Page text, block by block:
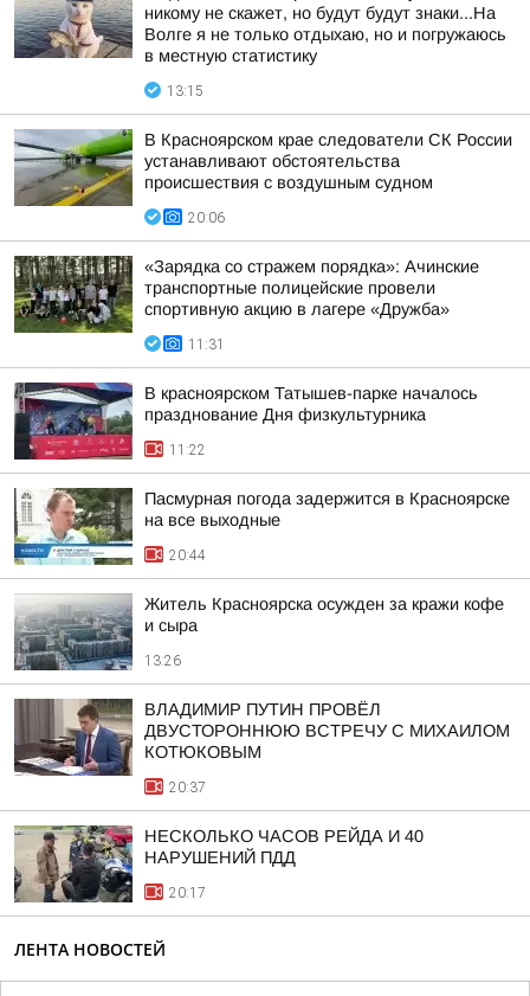
никому не скажет, но будут будут знаки...На
Волге я не только отдыхаю, но и погружаюсь
в местную статистику
13:15
В Красноярском крае следователи СК России
устанавливают обстоятельства
происшествия с воздушным судном
20:06
«Зарядка со стражем порядка»: Ачинские
транспортные полицейские провели
спортивную акцию в лагере «Дружба»
11:31
В красноярском Татышев-парке началось
празднование Дня физкультурника
11:22
Пасмурная погода задержится в Красноярске
на все выходные
20:44
Житель Красноярска осужден за кражи кофе
и сыра
13:26
ВЛАДИМИР ПУТИН ПРОВЁЛ
ДВУСТОРОННЮЮ ВСТРЕЧУ С МИХАИЛОМ
КОТЮКОВЫМ
20:37
НЕСКОЛЬКО ЧАСОВ РЕЙДА И 40
НАРУШЕНИЙ ПДД
20:17
ЛЕНТА НОВОСТЕЙ